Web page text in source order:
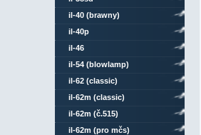
il-40 (brawny)
il-40p
il-46
il-54 (blowlamp)
il-62 (classic)
il-62m (classic)
il-62m (č.515)
il-62m (pro mčs)